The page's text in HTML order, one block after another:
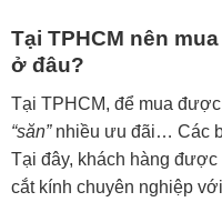
Tại TPHCM nên
ở đâu?
Tại TPHCM, để mua
“săn”nhiều ưu đãi… Các
Tại đây, khách hàng
cắt kính chuyên nghiệp